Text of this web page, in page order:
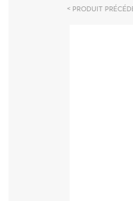
Produit